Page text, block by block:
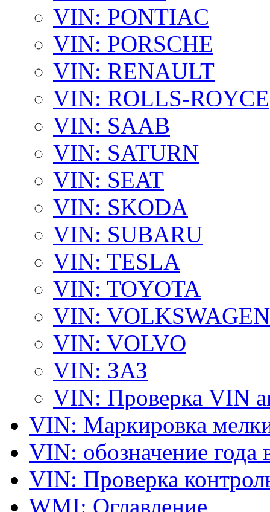
VIN: PONTIAC
VIN: PORSCHE
VIN: RENAULT
VIN: ROLLS-ROYCE
VIN: SAAB
VIN: SATURN
VIN: SEAT
VIN: SKODA
VIN: SUBARU
VIN: TESLA
VIN: TOYOTA
VIN: VOLKSWAGEN
VIN: VOLVO
VIN: ЗАЗ
VIN: Проверка VIN
VIN: Маркировка
VIN: обозначение года
VIN: Проверка
WMI: Оглавление